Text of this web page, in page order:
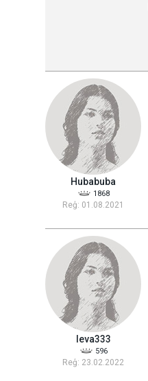
Hubabuba
1868
Reģ: 01.08.2021
Ieva333
596
Reģ: 23.02.2022